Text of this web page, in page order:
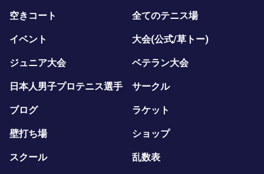
空きコート 全てのテニス場
イベント 大会(公式/草トー)
ジュニア大会 ベテラン大会
日本人男子プロテニス選手 サークル
ブログ ラケット
壁打ち場 ショップ
スクール 乱数表